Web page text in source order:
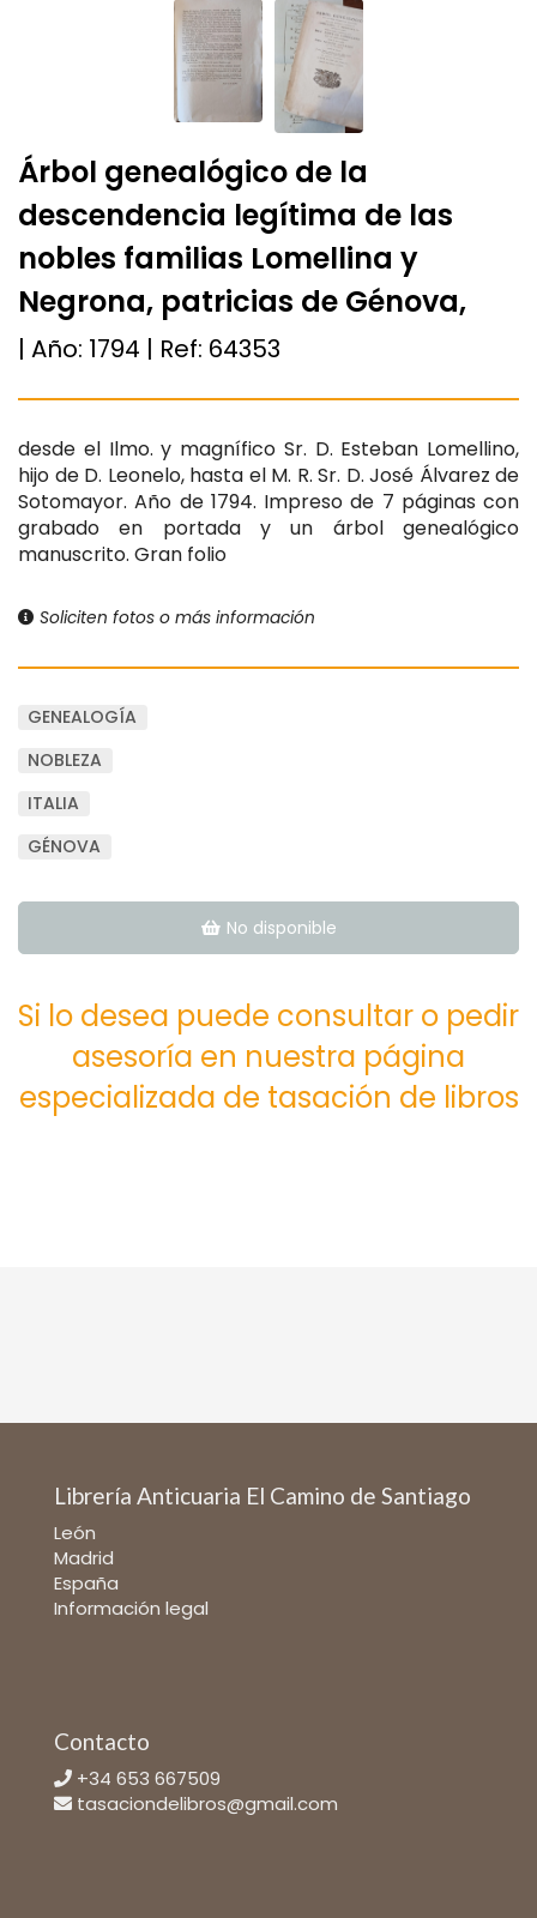
Árbol genealógico de la
descendencia legítima de las
nobles familias Lomellina y
Negrona, patricias de Génova,
| Año: 1794 | Ref: 64353
desde el Ilmo. y magnífico Sr. D. Esteban Lomellino,
hijo de D. Leonelo, hasta el M. R. Sr. D. José Álvarez de
Sotomayor. Año de 1794. Impreso de 7 páginas con
grabado en portada y un árbol genealógico
manuscrito. Gran folio
Soliciten fotos o más información
GENEALOGÍA
NOBLEZA
ITALIA
GÉNOVA
No disponible
Si lo desea puede consultar o pedir
asesoría en nuestra página
especializada de tasación de libros
Librería Anticuaria El Camino de Santiago
León
Madrid
España
Información legal
Contacto
+34 653 667509
tasaciondelibros@gmail.com